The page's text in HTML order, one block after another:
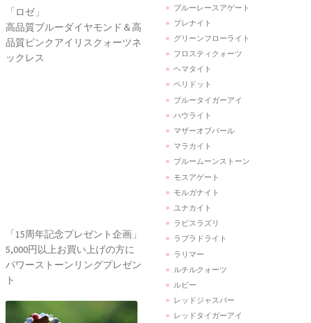
「御あつらえ」シリーズ
天の根は、ここから始まった
人生に寄り添う軌跡の標
フロスティクォーツ
ヘマタイト
ペリドット
ブルータイガーアイ
ハウライト
マザーオブパール
マラカイト
ブルームーンストーン
モスアゲート
モルガナイト
ユナカイト
ラピスラズリ
ラブラドライト
ラリマー
ルチルクォーツ
ルビー
レッドジャスパー
レッドタイガーアイ
レッドメノウ
ローズクォーツ
スターローズクォーツ